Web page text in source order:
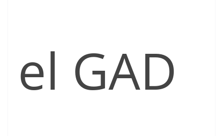
el GAD